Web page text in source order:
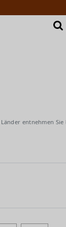
entnehmen Sie